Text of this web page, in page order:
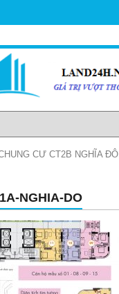
CƯ CT2B NGHĨA ĐÔ
NGHIA-DO